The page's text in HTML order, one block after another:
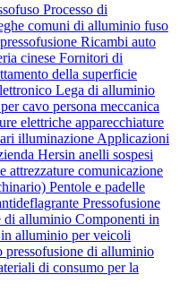
Processo di
comuni di alluminio fuso
Ricambi auto
cinese Fornitori di
della superficie
Lega di alluminio
cavo persona meccanica
elettriche apparecchiature
illuminazione Applicazioni
Hersin anelli sospesi
attrezzature comunicazione
Pentole e padelle
Pressofusione
di alluminio Componenti in
alluminio per veicoli
pressofusione di alluminio
di consumo per la